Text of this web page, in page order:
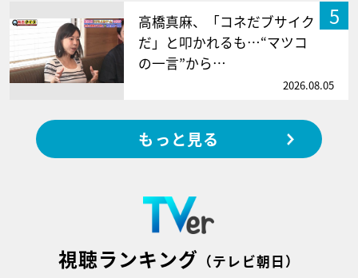
5
高橋真麻、「コネだブサイク
だ」と叩かれるも…“マツコ
の一言”から…
2026.08.05
もっと見る
視聴ランキング （テレビ朝日）